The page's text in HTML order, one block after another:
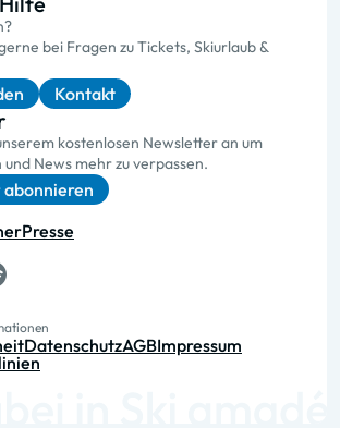
bei Fragen zu Tickets, Skiurlaub &
Kontakt
kostenlosen Newsletter an um
News mehr zu verpassen.
Presse
DatenschutzAGBImpressum